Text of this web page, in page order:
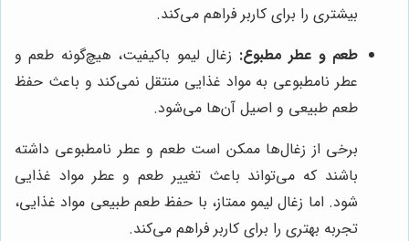
بیشتری را برای کاربر فراهم می‌کند.
طعم و عطر مطبوع: زغال لیمو باکیفیت، هیچ‌گونه طعم و
عطر نامطبوعی به مواد غذایی منتقل نمی‌کند و باعث حفظ
طعم طبیعی و اصیل آن‌ها می‌شود.
برخی از زغال‌ها ممکن است طعم و عطر نامطبوعی داشته
باشند که می‌تواند باعث تغییر طعم و عطر مواد غذایی
شود. اما زغال لیمو ممتاز، با حفظ طعم طبیعی مواد غذایی،
تجربه بهتری را برای کاربر فراهم می‌کند.